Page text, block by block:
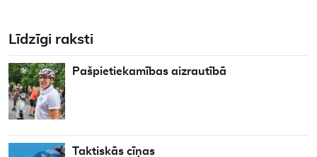
Līdzīgi raksti
Pašpietiekamības aizrautībā
Taktiskās cīņas